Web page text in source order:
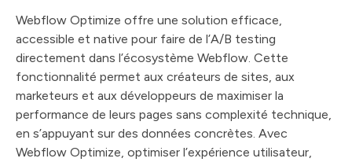
Webflow Optimize offre une solution efficace,
accessible et native pour faire de l’A/B testing
directement dans l’écosystème Webflow. Cette
fonctionnalité permet aux créateurs de sites, aux
marketeurs et aux développeurs de maximiser la
performance de leurs pages sans complexité technique,
en s’appuyant sur des données concrètes. Avec
Webflow Optimize, optimiser l’expérience utilisateur,